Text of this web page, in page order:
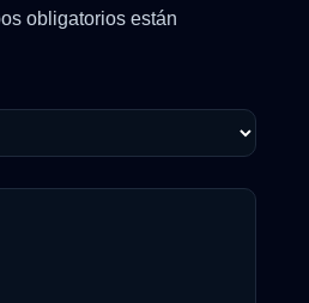
obligatorios están